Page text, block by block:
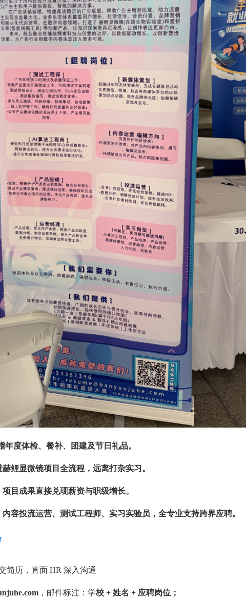
年度体检、餐补、团建及节日礼品。
鲤显微镜项目全流程，远离打杂实习。
目成果直接兑现薪资与职级增长。
容投流运营、测试工程师、实习实验员，全专业支持跨界应聘。
简历，直面 HR 深入沟通
，邮件标注：学校 + 姓名 + 应聘岗位；